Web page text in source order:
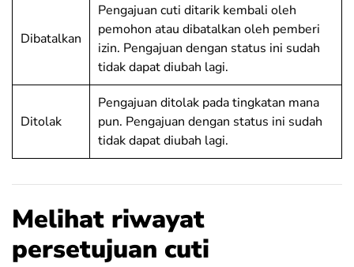
Dibatalkan
Pengajuan cuti ditarik kembali oleh
pemohon atau dibatalkan oleh pemberi
izin. Pengajuan dengan status ini sudah
tidak dapat diubah lagi.
Ditolak
Pengajuan ditolak pada tingkatan mana
pun. Pengajuan dengan status ini sudah
tidak dapat diubah lagi.
Melihat riwayat
persetujuan cuti